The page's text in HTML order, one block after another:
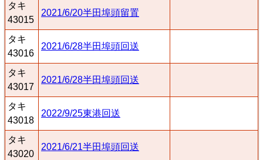
タキ
43015
2021/6/20半田埠頭留置
タキ
43016
2021/6/28半田埠頭回送
タキ
43017
2021/6/28半田埠頭回送
タキ
43018
2022/9/25東港回送
タキ
43020
2021/6/21半田埠頭回送